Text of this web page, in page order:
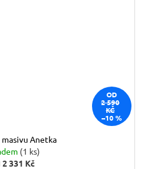
OD
2 590
KČ
–10 %
Anetka
(1 ks)
2 331 Kč